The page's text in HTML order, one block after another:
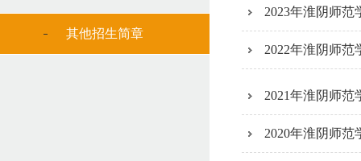
其他招生简章
2023年淮阴师
2022年淮阴师
2021年淮阴师范
2020年淮阴师范